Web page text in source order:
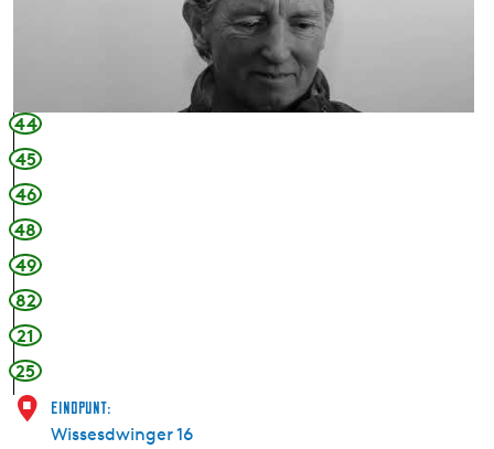
â
l
|
B
a
u
k
j
e
V
e
n
t
:
G
e
a
n
d
e
s
t
r
44
45
46
48
49
82
21
25
Eindpunt:
Wissesdwinger 16